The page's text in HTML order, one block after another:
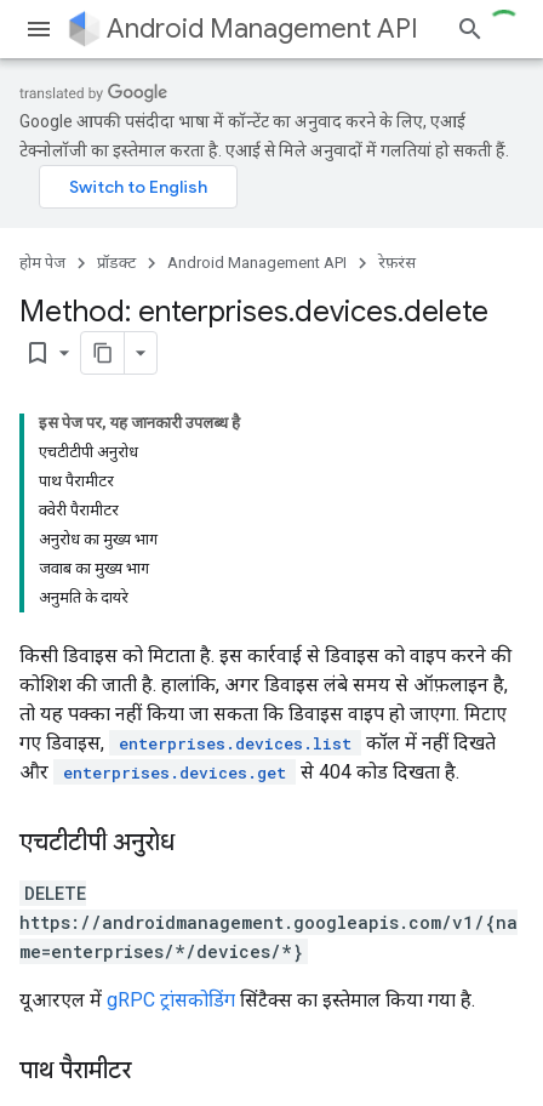
Android Management API
Google आपकी पसंदीदा भाषा में कॉन्टेंट का अनुवाद करने के लिए, एआई
टेक्नोलॉजी का इस्तेमाल करता है. एआई से मिले अनुवादों में गलतियां हो सकती हैं.
होम पेज प्रॉडक्ट Android Management API रेफ़रंस
Method: enterprises.devices.delete
bookmark_border
इस पेज पर, यह जानकारी उपलब्ध है
एचटीटीपी अनुरोध
पाथ पैरामीटर
क्वेरी पैरामीटर
अनुरोध का मुख्य भाग
जवाब का मुख्य भाग
अनुमति के दायरे
किसी डिवाइस को मिटाता है. इस कार्रवाई से डिवाइस को वाइप करने की
कोशिश की जाती है. हालांकि, अगर डिवाइस लंबे समय से ऑफ़लाइन है,
तो यह पक्का नहीं किया जा सकता कि डिवाइस वाइप हो जाएगा. मिटाए
गए डिवाइस,
enterprises.devices.list
कॉल में नहीं दिखते
और
enterprises.devices.get से 404 कोड दिखता है.
एचटीटीपी अनुरोध
DELETE
https://androidmanagement.googleapis.com/v1/{na
me=enterprises/*/devices/*}
यूआरएल में gRPC ट्रांसकोडिंग सिंटैक्स का इस्तेमाल किया गया है.
पाथ पैरामीटर